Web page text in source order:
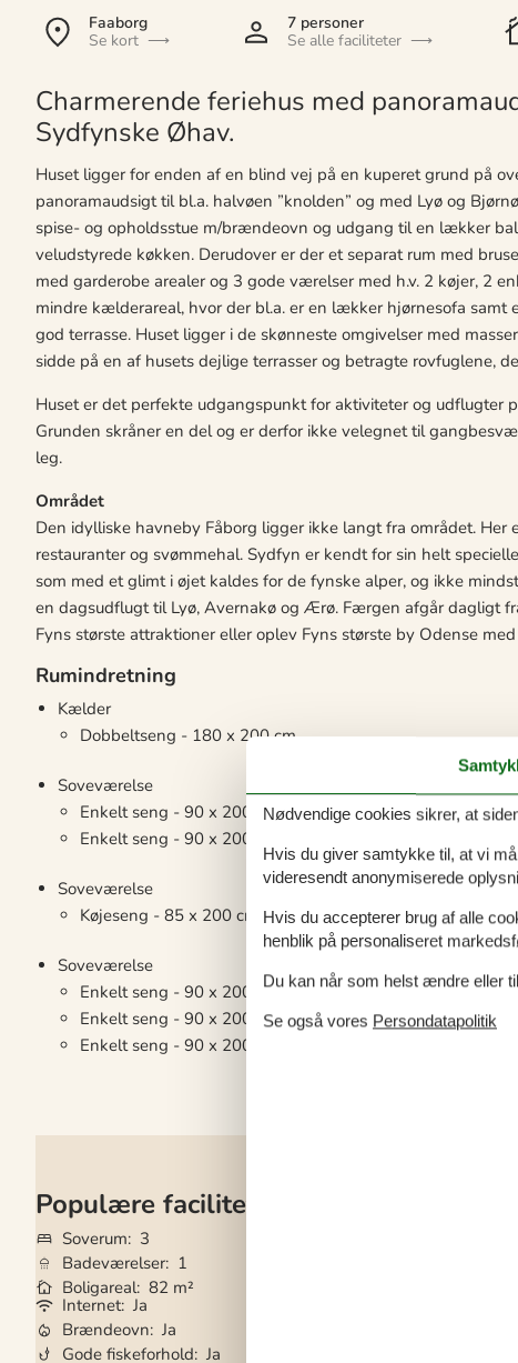
Faaborg
Se kort
7 personer
Se alle faciliteter
Charmerende feriehus med
Sydfynske Øhav.
Huset ligger for enden af en blind vej på en kuperet grund på
panoramaudsigt til bl.a. halvøen ”knolden” og med Lyø og
spise- og opholdsstue m/brændeovn og udgang til en lækker
veludstyrede køkken. Derudover er der et separat rum med
med garderobe arealer og 3 gode værelser med h.v. 2 køjer, 2
mindre kælderareal, hvor der bl.a. er en lækker hjørnesofa samt
god terrasse. Huset ligger i de skønneste omgivelser med
sidde på en af husets dejlige terrasser og betragte rovfuglene,
Huset er det perfekte udgangspunkt for aktiviteter og udflugter
Grunden skråner en del og er derfor ikke velegnet til
leg.
Området
Den idylliske havneby Fåborg ligger ikke langt fra området.
restauranter og svømmehal. Sydfyn er kendt for sin helt
som med et glimt i øjet kaldes for de fynske alper, og ikke
en dagsudflugt til Lyø, Avernakø og Ærø. Færgen afgår dagligt
Fyns største attraktioner eller oplev Fyns største by Odense
Rumindretning
Kælder
Dobbeltseng - 180 x 200 cm
Soveværelse
Enkelt seng - 90 x 200 cm
Enkelt seng - 90 x 200 cm
Soveværelse
Køjeseng - 85 x 200 cm
Soveværelse
Enkelt seng - 90 x 200 cm
Enkelt seng - 90 x 200 cm
Enkelt seng - 90 x 200 cm
Populære faciliteter
Soverum
3
Badeværelser 1
Boligareal 82 m²
Internet Ja
Brændeovn Ja
Gode fiskeforhold Ja
Nødvendige cookies sikrer, at
Hvis du giver samtykke til, at vi
videresendt anonymiserede
Hvis du accepterer brug af alle
henblik på personaliseret
Du kan når som helst ændre eller
Se også vores Persondatapolitik